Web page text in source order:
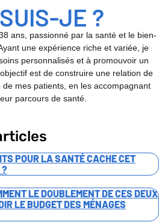
JE ?
ans, passionné par la santé et le bien-
une expérience riche et variée, je
personnalisés et à promouvoir un
est de construire une relation de
mes patients, en les accompagnant
parcours de santé.
POUR LA SANTÉ CACHE CET
?
LE DOUBLEMENT DE CES DEUX
LE BUDGET DES MÉNAGES